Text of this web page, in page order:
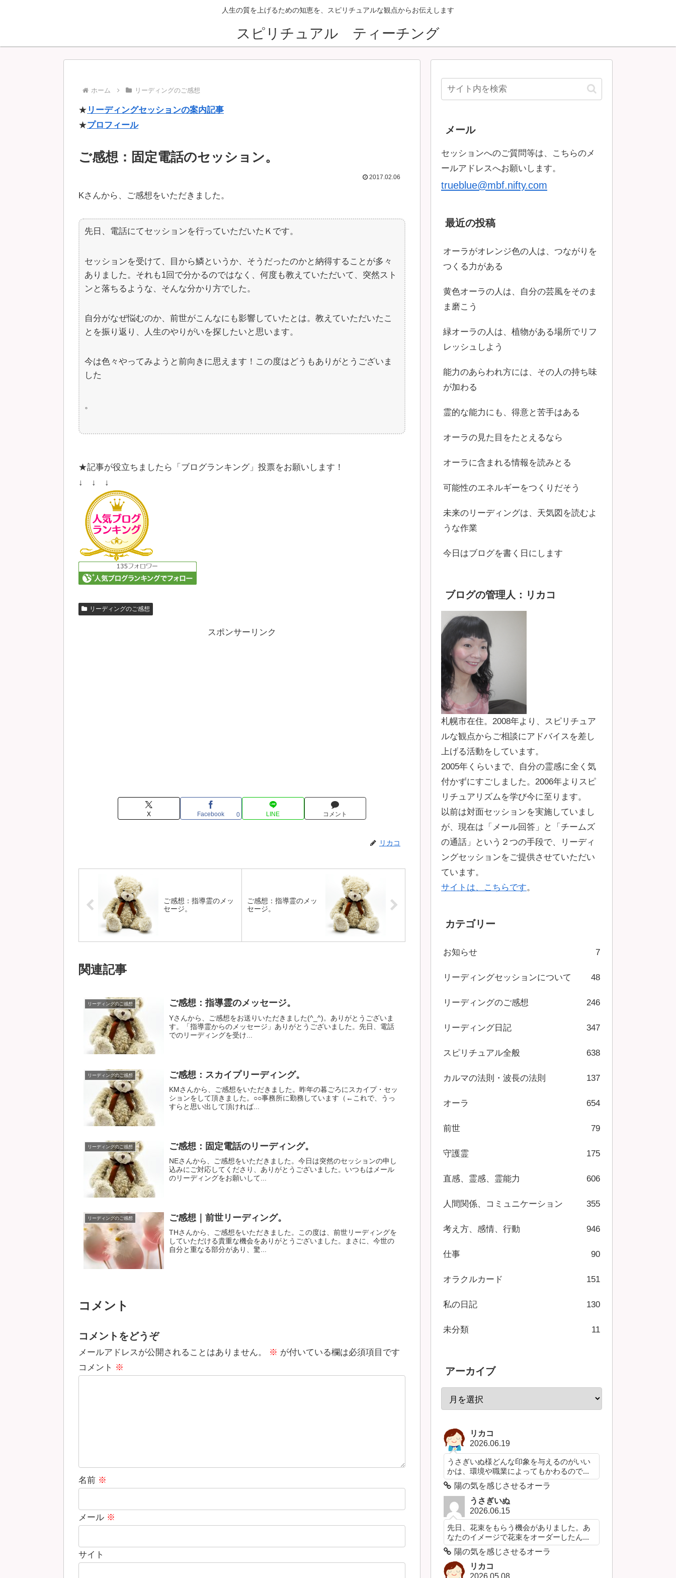
人生の質を上げるための知恵を、スピリチュアルな観点からお伝えします
スピリチュアル ティーチング
ホーム リーディングのご感想
★ リーディングセッションの案内記事
★プロフィール
ご感想：固定電話のセッション。
2017.02.06
Kさんから、ご感想をいただきました。
先日、電話にてセッションを行っていただいたＫです。
セッションを受けて、目から鱗というか、そうだったのかと納得することが多々
ありました。それも1回で分かるのではなく、何度も教えていただいて、突然スト
ンと落ちるような、そんな分かり方でした。
自分がなぜ悩むのか、前世がこんなにも影響していたとは。教えていただいたこ
とを振り返り、人生のやりがいを探したいと思います。
今は色々やってみようと前向きに思えます！この度はどうもありがとうございま
した
。
★記事が役立ちましたら「ブログランキング」投票をお願いします！
↓ ↓ ↓
リーディングのご感想
スポンサーリンク
X Facebook 0 LINE コメント
リカコ
ご感想：指導霊のメッ
セージ。
ご感想：指導霊のメッ
セージ。
関連記事
リーディングのご感想 ご感想：指導霊のメッセージ。
Yさんから、ご感想をお送りいただきました(^_^)。ありがとうございま
す。「指導霊からのメッセージ」ありがとうございました。先日、電話
でのリーディングを受け...
リーディングのご感想 ご感想：スカイプリーディング。
KMさんから、ご感想をいただきました。昨年の暮ごろにスカイプ・セッ
ションをして頂きました。○○事務所に勤務しています（←これで、うっ
すらと思い出して頂ければ...
リーディングのご感想 ご感想：固定電話のリーディング。
NEさんから、ご感想をいただきました。今日は突然のセッションの申し
込みにご対応してくださり、ありがとうございました。いつもはメール
のリーディングをお願いして...
リーディングのご感想 ご感想｜前世リーディング。
THさんから、ご感想をいただきました。この度は、前世リーディングを
していただける貴重な機会をありがとうございました。まさに、今世の
自分と重なる部分があり、驚...
コメント
コメントをどうぞ
メールアドレスが公開されることはありません。 ※ が付いている欄は必須項目です
コメント ※
名前 ※
メール ※
サイト
メール
セッションへのご質問等は、こちらのメ
ールアドレスへお願いします。
trueblue@mbf.nifty.com
最近の投稿
オーラがオレンジ色の人は、つながりを
つくる力がある
黄色オーラの人は、自分の芸風をそのま
ま磨こう
緑オーラの人は、植物がある場所でリフ
レッシュしよう
能力のあらわれ方には、その人の持ち味
が加わる
霊的な能力にも、得意と苦手はある
オーラの見た目をたとえるなら
オーラに含まれる情報を読みとる
可能性のエネルギーをつくりだそう
未来のリーディングは、天気図を読むよ
うな作業
今日はブログを書く日にします
ブログの管理人：リカコ
札幌市在住。2008年より、スピリチュア
ルな観点からご相談にアドバイスを差し
上げる活動をしています。
2005年くらいまで、自分の霊感に全く気
付かずにすごしました。2006年よりスピ
リチュアリズムを学び今に至ります。
以前は対面セッションを実施していまし
が、現在は「メール回答」と「チームズ
の通話」という２つの手段で、リーディ
ングセッションをご提供させていただい
ています。
サイトは、こちらです。
カテゴリー
お知らせ 7
リーディングセッションについて 48
リーディングのご感想 246
リーディング日記 347
スピリチュアル全般 638
カルマの法則・波長の法則 137
オーラ 654
前世 79
守護霊 175
直感、霊感、霊能力 606
人間関係、コミュニケーション 355
考え方、感情、行動 946
仕事 90
オラクルカード 151
私の日記 130
未分類 11
アーカイブ
リカコ
2026.06.19
うさぎいぬ様どんな印象を与えるのがいい
かは、環境や職業によってもかわるので...
陽の気を感じさせるオーラ
うさぎいぬ
2026.06.15
先日、花束をもらう機会がありました。あ
なたのイメージで花束をオーダーしたん...
陽の気を感じさせるオーラ
リカコ